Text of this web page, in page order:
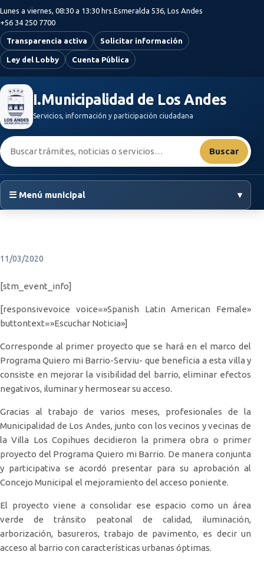
Saltar al contenido principal
Lunes a viernes, 08:30 a 13:30 hrs.Esmeralda 536, Los Andes
+56 34 250 7700
Transparencia activa Solicitar información
Ley del Lobby Cuenta Pública
I.Municipalidad de Los Andes
Servicios, información y participación ciudadana
Buscar:
Buscar
☰ Menú municipal ▾
11/03/2020
[stm_event_info]
[responsivevoice voice=»Spanish Latin American Female»
buttontext=»Escuchar Noticia»]
Corresponde al primer proyecto que se hará en el marco del
Programa Quiero mi Barrio-Serviu- que beneficia a esta villa y
consiste en mejorar la visibilidad del barrio, eliminar efectos
negativos, iluminar y hermosear su acceso.
Gracias al trabajo de varios meses, profesionales de la
Municipalidad de Los Andes, junto con los vecinos y vecinas de
la Villa Los Copihues decidieron la primera obra o primer
proyecto del Programa Quiero mi Barrio. De manera conjunta
y participativa se acordó presentar para su aprobación al
Concejo Municipal el mejoramiento del acceso poniente.
El proyecto viene a consolidar ese espacio como un área
verde de tránsito peatonal de calidad, iluminación,
arborización, basureros, trabajo de pavimento, es decir un
acceso al barrio con características urbanas óptimas.